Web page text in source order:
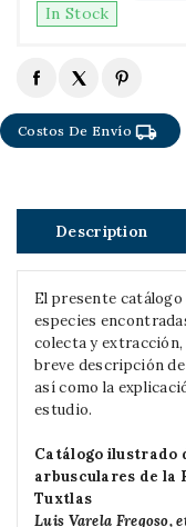
In Stock
Costos De Envíolocal_shipping
Description
El presente catálogo
especies
colecta y extracción,
breve descripción
así como la
estudio.
Catálogo ilustrado
arbusculares de la
Tuxtlas
Luis Varela Fregoso,